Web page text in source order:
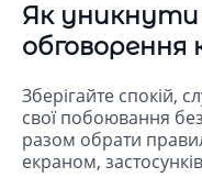
Як уникнути
Зберігайте спокій,
свої побоювання
разом обрати
екраном,